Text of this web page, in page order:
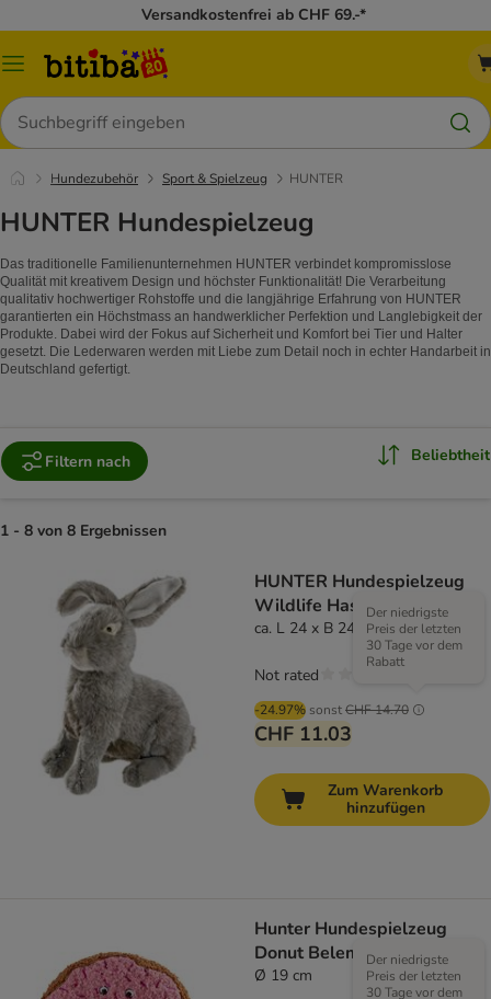
Versandkostenfrei ab CHF 69.-*
Menü
Suchen
Hundezubehör Sport & Spielzeug HUNTER
HUNTER Hundespielzeug
Das traditionelle Familienunternehmen HUNTER verbindet kompromisslose
Qualität mit kreativem Design und höchster Funktionalität! Die Verarbeitung
qualitativ hochwertiger Rohstoffe und die langjährige Erfahrung von HUNTER
garantierten ein Höchstmass an handwerklicher Perfektion und Langlebigkeit der
Produkte. Dabei wird der Fokus auf Sicherheit und Komfort bei Tier und Halter
gesetzt. Die Lederwaren werden mit Liebe zum Detail noch in echter Handarbeit in
Deutschland gefertigt.
Filtern nach Beliebtheit
1 - 8 von 8 Ergebnissen
HUNTER Hundespielzeug
Wildlife Hase
ca. L 24 x B 24 x H 12 cm
-24.97% sonstCHF 14.70
Der niedrigste
Preis der letzten
30 Tage vor dem
Rabatt
CHF 11.03
Not rated
Zum Warenkorb
hinzufügen
Hunter Hundespielzeug
Donut Belem
Ø 19 cm
Der niedrigste
Preis der letzten
30 Tage vor dem